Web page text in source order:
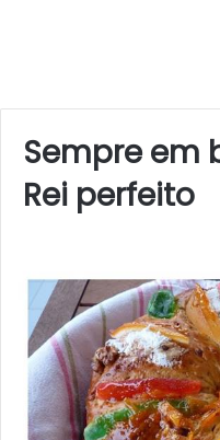
Sempre em
Rei perfeito